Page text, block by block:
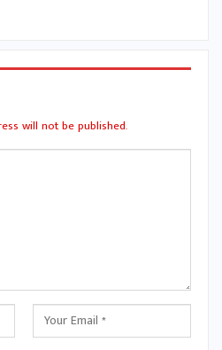
will not be published.